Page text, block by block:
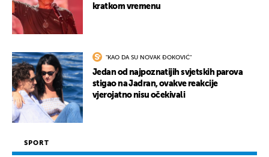
kratkom vremenu
"KAO DA SU NOVAK ĐOKOVIĆ"
Jedan od najpoznatijih svjetskih parova
stigao na Jadran, ovakve reakcije
vjerojatno nisu očekivali
SPORT